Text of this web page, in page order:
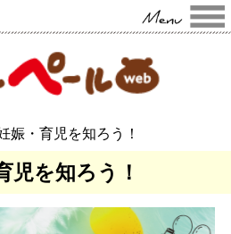
娠・育児を知ろう！
児を知ろう！